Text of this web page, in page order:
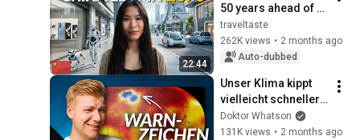
22:44
50 years ahead of
us 🇨🇳
traveltaste
262K views • 2 months ago
Auto-dubbed
Unser Klima kippt
vielleicht schneller
als gedacht
Doktor Whatson
131K views • 2 months ago